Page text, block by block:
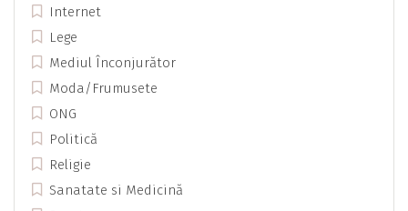
Internet
Lege
Mediul Înconjurător
Moda/Frumusete
ONG
Politică
Religie
Sanatate si Medicină